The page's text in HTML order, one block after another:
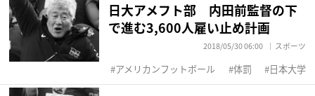
日大アメフト部 内田前監督の下
で進む3,600人雇い止め計画
2018/05/30 06:00 スポーツ
アメリカンフットボール 体罰 日本大学